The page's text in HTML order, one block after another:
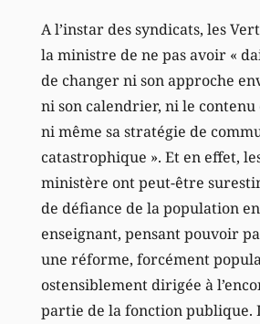
A l’instar des syndicats, les
la ministre de ne pas avoir «
de changer ni son approche
ni son calendrier, ni le
ni même sa stratégie de
catastrophique ». Et en effet,
ministère ont peut-être
de défiance de la population
enseignant, pensant pouvoir
une réforme, forcément
ostensiblement dirigée à
partie de la fonction publique.